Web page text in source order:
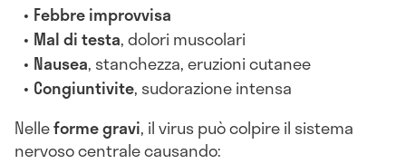
Febbre improvvisa
Mal di testa, dolori muscolari
Nausea, stanchezza, eruzioni cutanee
Congiuntivite, sudorazione intensa
Nelleforme gravi, il virus può colpire il sistema
nervoso centrale causando: